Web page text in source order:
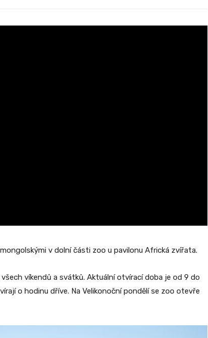
v dolní části zoo u pavilonu Africká zvířata.
víkendů a svátků. Aktuální otvírací doba je od 9 do
o hodinu dříve. Na Velikonoční pondělí se zoo otevře